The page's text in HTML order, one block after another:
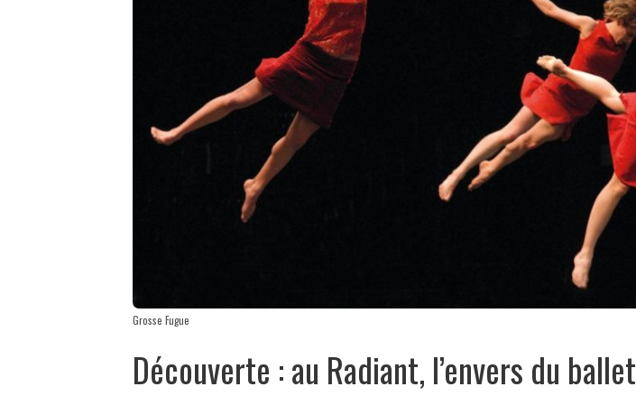
Grosse Fugue
Découverte : au Radiant, l’envers du ballet